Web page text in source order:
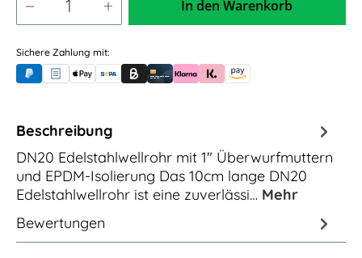
In den Warenkorb
Sichere Zahlung mit:
PayPalRechnungskauf (für Behörden)
Apple PayBanküberweisung (vorab)
Rechnungskauf (Billie)
Kreditkarte
Rechnung oder Ratenkauf (Klarna)
Sofortüberweisung (Klarna)
Amazon Pay
Beschreibung
DN20 Edelstahlwellrohr mit 1" Überwurfmuttern
und EPDM-Isolierung Das 10cm lange DN20
Edelstahlwellrohr ist eine zuverlässi… Mehr
Bewertungen